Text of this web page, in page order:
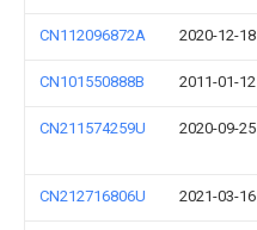
CN112096872A 2020-12-18
CN101550888B 2011-01-12
CN211574259U 2020-09-25
CN212716806U 2021-03-16